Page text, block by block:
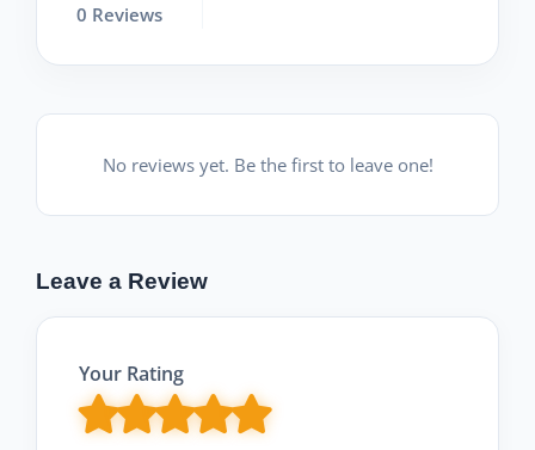
0 Reviews
No reviews yet. Be the first to leave one!
Leave a Review
Your Rating